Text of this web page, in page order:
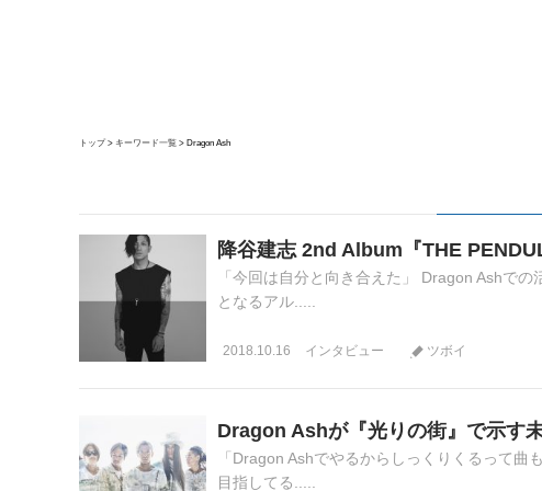
トップ キーワード一覧 Dragon Ash
降谷建志 2nd Album『THE
「今回は自分と向き合えた」 Dragon Ashで
となるアル.....
2018.10.16 インタビュー ツボイ
Dragon Ashが『光りの街』で示す
「Dragon Ashでやるからしっくりくるって
目指してる.....